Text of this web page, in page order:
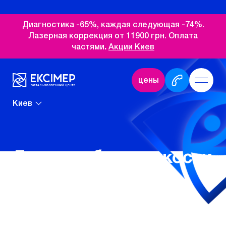
Диагностика -65%, каждая следующая -74%.
Лазерная коррекция от 11900 грн. Оплата
частями . Акции Киев
цены
Киев
Лечение близорукости